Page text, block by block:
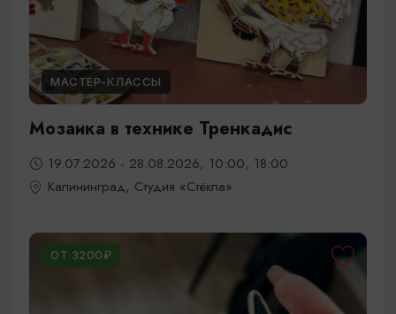
МАСТЕР-КЛАССЫ
Мозаика в технике Тренкадис
19.07.2026 - 28.08.2026, 10:00, 18:00
Калининград, Студия «Стёкла»
ОТ 3200₽